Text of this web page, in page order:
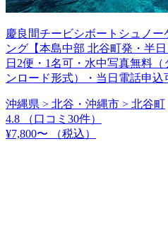
慶良間チービシボートシュノー
ング【本島中部 北谷町発・半日
日2便・1名可・水中写真無料（
ンロード形式）・当日電話申込
沖縄県 > 北谷・沖縄市 > 北谷町
4.8
（口コミ30件）
¥7,800〜
（税込）